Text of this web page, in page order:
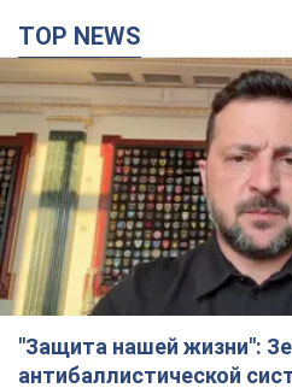
TOP NEWS
"Защита нашей жизни":
антибаллистической